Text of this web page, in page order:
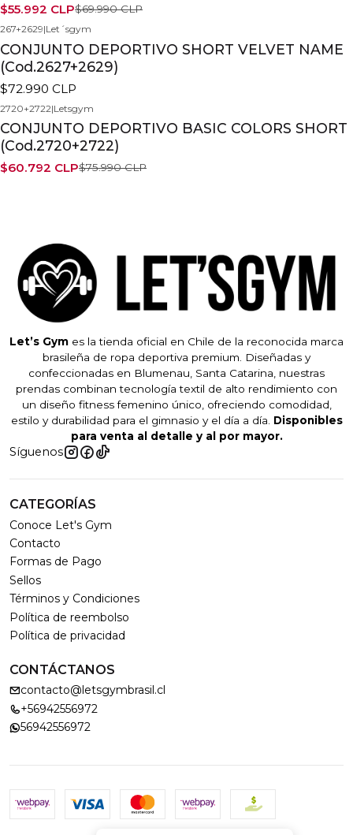
$55.992 CLP$69.990 CLP
267+2629|Let´sgym
CONJUNTO DEPORTIVO SHORT VELVET NAME
(Cod.2627+2629)
$72.990 CLP
2720+2722|Letsgym
CONJUNTO DEPORTIVO BASIC COLORS SHORT
(Cod.2720+2722)
$60.792 CLP$75.990 CLP
Let’s Gym es la tienda oficial en Chile de la reconocida marca
brasileña de ropa deportiva premium. Diseñadas y
confeccionadas en Blumenau, Santa Catarina, nuestras
prendas combinan tecnología textil de alto rendimiento con
un diseño fitness femenino único, ofreciendo comodidad,
estilo y durabilidad para el gimnasio y el día a día. Disponibles
para venta al detalle y al por mayor.
Síguenos
CATEGORÍAS
Conoce Let's Gym
Contacto
Formas de Pago
Sellos
Términos y Condiciones
Política de reembolso
Política de privacidad
CONTÁCTANOS
contacto@letsgymbrasil.cl
+56942556972
56942556972